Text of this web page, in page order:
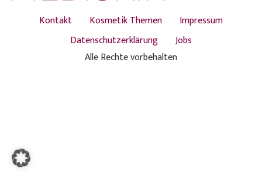
Kontakt Kosmetik Themen
Impressum
Datenschutzerklärung
Jobs
Alle Rechte vorbehalten